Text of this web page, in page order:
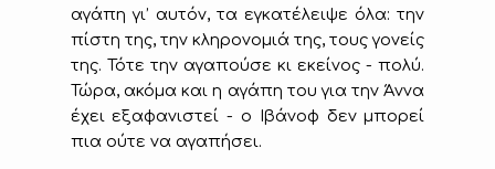
αγάπη γι’ αυτόν, τα εγκατέλειψε όλα: την
πίστη της, την κληρονομιά της, τους γονείς
της. Τότε την αγαπούσε κι εκείνος-πολύ.
Τώρα, ακόμα και η αγάπη του για την Άννα
έχει εξαφανιστεί- ο Ιβάνοφ δεν μπορεί
πια ούτε να αγαπήσει.